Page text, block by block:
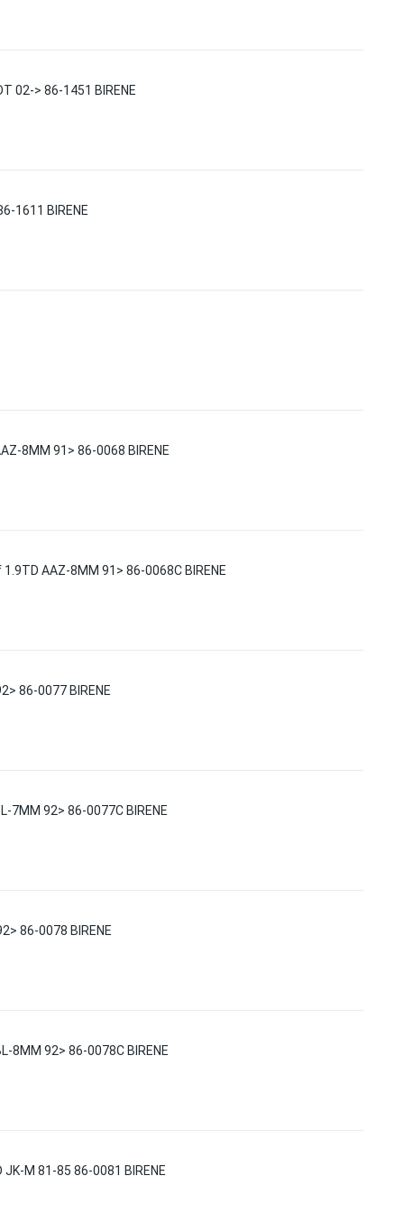
02-> 86-1451 BIRENE
1611 BIRENE
8MM 91> 86-0068 BIRENE
AAZ-8MM 91> 86-0068C BIRENE
86-0077 BIRENE
7MM 92> 86-0077C BIRENE
86-0078 BIRENE
8MM 92> 86-0078C BIRENE
M 81-85 86-0081 BIRENE